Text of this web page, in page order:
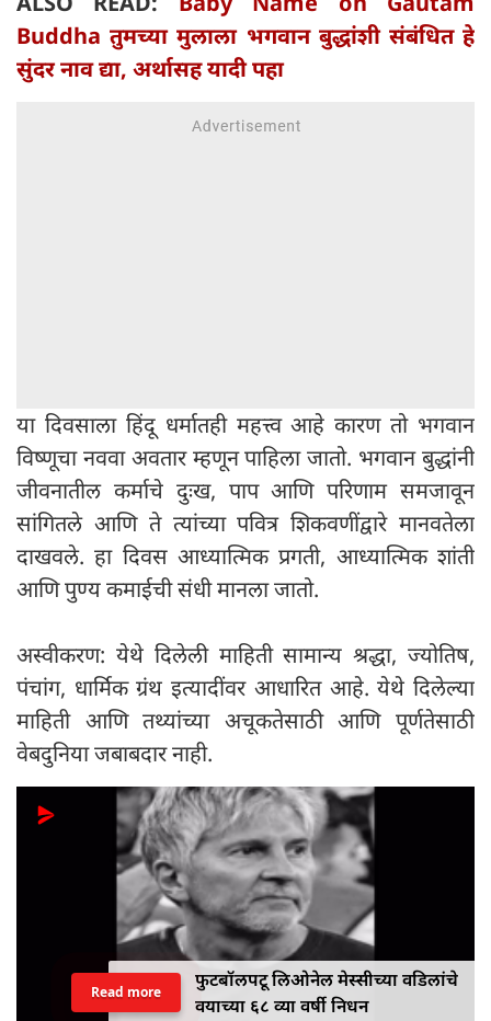
Buddha तुमच्या मुलाला भगवान बुद्धांशी संबंधित हे
सुंदर नाव द्या, अर्थासह यादी पहा
या दिवसाला हिंदू धर्मातही महत्त्व आहे कारण तो भगवान
विष्णूचा नववा अवतार म्हणून पाहिला जातो. भगवान बुद्धांनी
जीवनातील कर्माचे दुःख, पाप आणि परिणाम समजावून
सांगितले आणि ते त्यांच्या पवित्र शिकवणींद्वारे मानवतेला
दाखवले. हा दिवस आध्यात्मिक प्रगती, आध्यात्मिक शांती
आणि पुण्य कमाईची संधी मानला जातो.
अस्वीकरण: येथे दिलेली माहिती सामान्य श्रद्धा, ज्योतिष,
पंचांग, ​​धार्मिक ग्रंथ इत्यादींवर आधारित आहे. येथे दिलेल्या
माहिती आणि तथ्यांच्या अचूकतेसाठी आणि पूर्णतेसाठी
वेबदुनिया जबाबदार नाही.
फुटबॉलपटू लिओनेल मेस्सीच्या वडिलांचे
वयाच्या ६८ व्या वर्षी निधन
Read more